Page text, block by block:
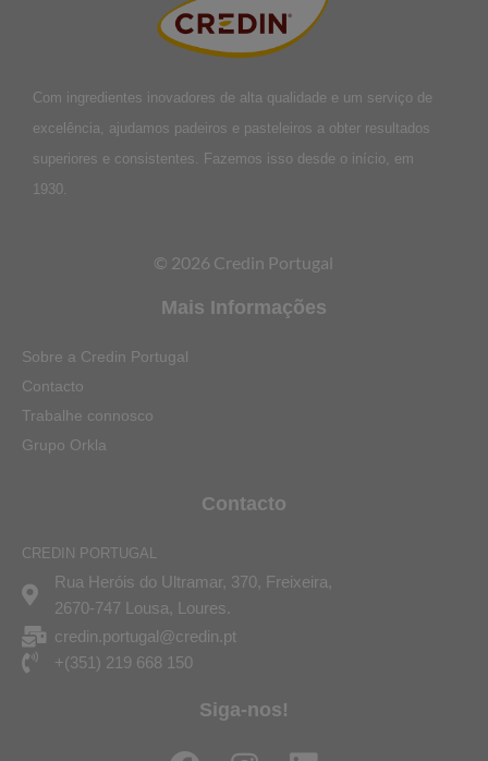
Com ingredientes inovadores de alta qualidade e um serviço de
excelência, ajudamos padeiros e pasteleiros a obter resultados
superiores e consistentes. Fazemos isso desde o início, em
1930.
© 2026 Credin Portugal
Mais Informações
Sobre a Credin Portugal
Contacto
Trabalhe connosco
Grupo Orkla
Contacto
CREDIN PORTUGAL
Rua Heróis do Ultramar, 370, Freixeira,
2670-747 Lousa, Loures.
credin.portugal@credin.pt
+(351) 219 668 150
Siga-nos!